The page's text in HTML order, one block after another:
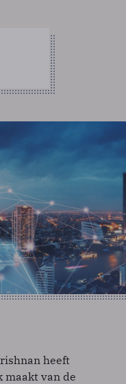
heeft
maakt van de